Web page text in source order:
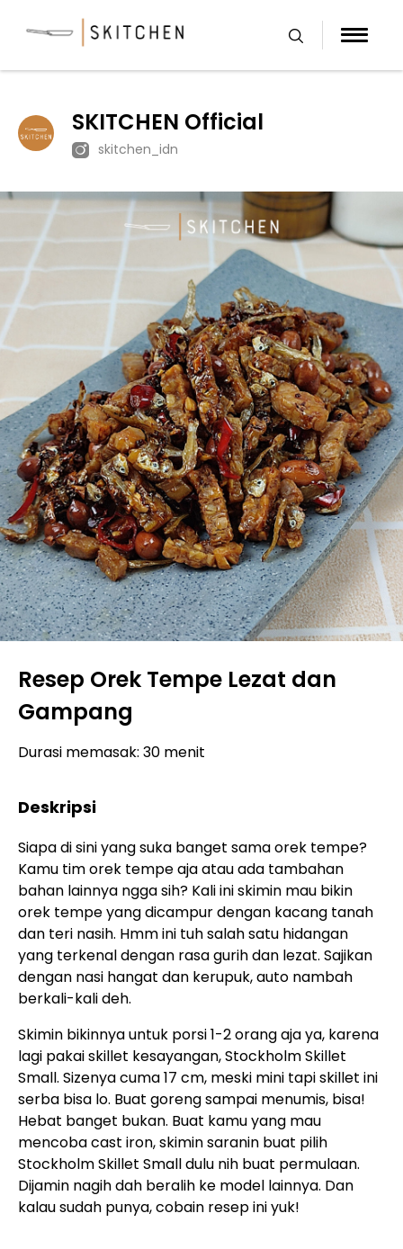
SKITCHEN Official
skitchen_idn
Resep Orek Tempe Lezat dan
Gampang
Durasi memasak: 30 menit
Deskripsi
Siapa di sini yang suka banget sama orek tempe?
Kamu tim orek tempe aja atau ada tambahan
bahan lainnya ngga sih? Kali ini skimin mau bikin
orek tempe yang dicampur dengan kacang tanah
dan teri nasih. Hmm ini tuh salah satu hidangan
yang terkenal dengan rasa gurih dan lezat. Sajikan
dengan nasi hangat dan kerupuk, auto nambah
berkali-kali deh.
Skimin bikinnya untuk porsi 1-2 orang aja ya, karena
lagi pakai skillet kesayangan, Stockholm Skillet
Small. Sizenya cuma 17 cm, meski mini tapi skillet ini
serba bisa lo. Buat goreng sampai menumis, bisa!
Hebat banget bukan. Buat kamu yang mau
mencoba cast iron, skimin saranin buat pilih
Stockholm Skillet Small dulu nih buat permulaan.
Dijamin nagih dah beralih ke model lainnya. Dan
kalau sudah punya, cobain resep ini yuk!